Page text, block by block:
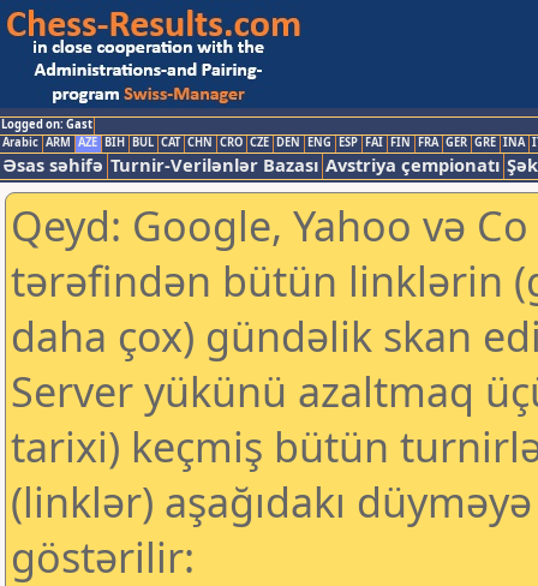
Logged on: Gast
Arabic ARM AZE BIH BUL CAT CHN CRO CZE DEN ENG ESP FAI FIN FRA GER GRE INA
Əsas səhifə Turnir-Verilənlər Bazası Avstriya çempionatı
Qeyd: Google, Yahoo və
tərəfindən bütün linklərin
daha çox) gündəlik skan
Server yükünü azaltmaq
tarixi) keçmiş bütün
(linklər) aşağıdakı
göstərilir: